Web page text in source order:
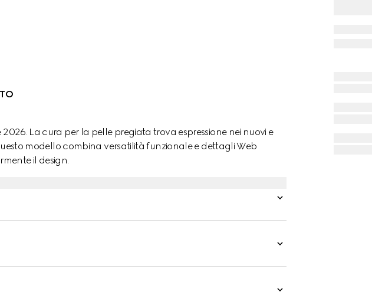
2026. La cura per la pelle pregiata trova espressione nei nuovi e
modello combina versatilità funzionale e dettagli Web
il design.